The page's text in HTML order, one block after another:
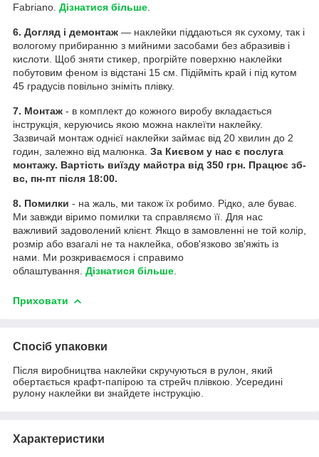
Fabriano. Дізнатися більше
6. Догляд і демонтаж — наклейки піддаються як сухому, так і
вологому прибиранню з мийними засобами без абразивів і
кислоти. Щоб зняти стикер, прогрійте поверхню наклейки
побутовим феном із відстані 15 см. Підійміть край і під кутом
45 градусів повільно зніміть плівку.
7. Монтаж - в комплект до кожного виробу вкладається
інструкція, керуючись якою можна наклеїти наклейку.
Зазвичай монтаж однієї наклейки займає від 20 хвилин до 2
годин, залежно від малюнка. За Києвом у нас є послуга
монтажу. Вартість виїзду майстра від 350 грн. Працює зб-
вс, пн-пт після 18:00.
8. Помилки - на жаль, ми також їх робимо. Рідко, але буває.
Ми завжди віримо помилки та справляємо її. Для нас
важливий задоволений клієнт. Якщо в замовленні не той колір,
розмір або взагалі не та наклейка, обов'язково зв'яжіть із
нами. Ми розкриваємося і справимо
облаштування. Дізнатися більше
Приховати
Спосіб упаковки
Після виробництва наклейки скручуються в рулон, який
обертається крафт-папірою та стрейч плівкою. Усередині
рулону наклейки ви знайдете інструкцію.
Характеристики